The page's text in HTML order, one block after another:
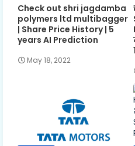
Check out shri jagdamba
polymers ltd multibagger
| Share Price History | 5
years AI Prediction
May 18, 2022